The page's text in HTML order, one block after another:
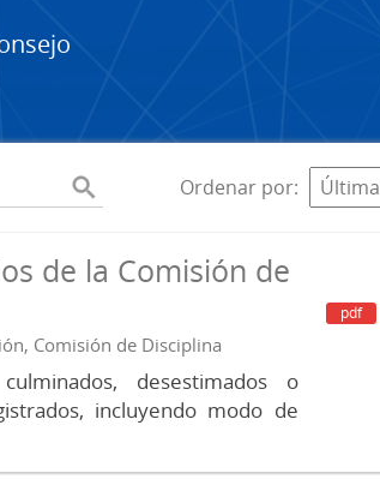
Ordenar por
de la Comisión de
Comisión de Disciplina
desestimados o
incluyendo modo de
pdf